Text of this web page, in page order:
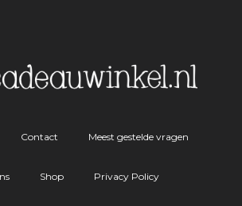
Contact Meest gestelde vragen
Shop Privacy Policy